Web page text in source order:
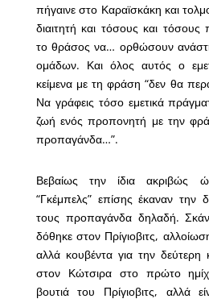
πήγαινε στο Καραϊσκάκη και
διαιτητή και τόσους και
το θράσος να… ορθώσουν
ομάδων. Και όλος αυτός ο
κείμενα με τη φράση “δεν θα
Να γράφεις τόσο εμετικά
ζωή ενός προπονητή με την
προπαγάνδα…”.
Βεβαίως την ίδια ακριβώς
“Γκέμπελς” επίσης έκαναν την
τους προπαγάνδα δηλαδή.
δόθηκε στον Πρίγιοβιτς,
αλλά κουβέντα για την δεύτερη
στον Κώτσιρα στο πρώτο
βουτιά του Πρίγιοβιτς, αλλά